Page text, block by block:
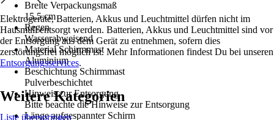
Breite Verpackungsmaß
15,5 cm
Regen
Wasserabweisend
Material Schirmmast
Aluminium
Beschichtung Schirmmast
Pulverbeschichtet
Hinweis zur Entsorgung
Bitte beachte die Hinweise zur Entsorgung
Länge aufgespannter Schirm
Elektrogeräte, Batterien, Akkus und Leuchtmittel dürfen nicht im
Hausmüll entsorgt werden. Batterien, Akkus und Leuchtmittel sind vor
der Entsorgung aus dem Gerät zu entnehmen, sofern dies
zerstörungsfrei möglich ist. Mehr Informationen findest Du bei unseren
Entsorgungsservices.
Weitere Kategorien
Liste überspringen